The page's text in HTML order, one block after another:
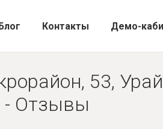
Контакты Демо-
53,
- Отзывы